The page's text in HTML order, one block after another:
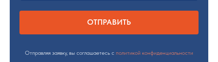
ОТПРАВИТЬ
Отправляя заявку, вы соглашаетесь с политикой конфиденциальности